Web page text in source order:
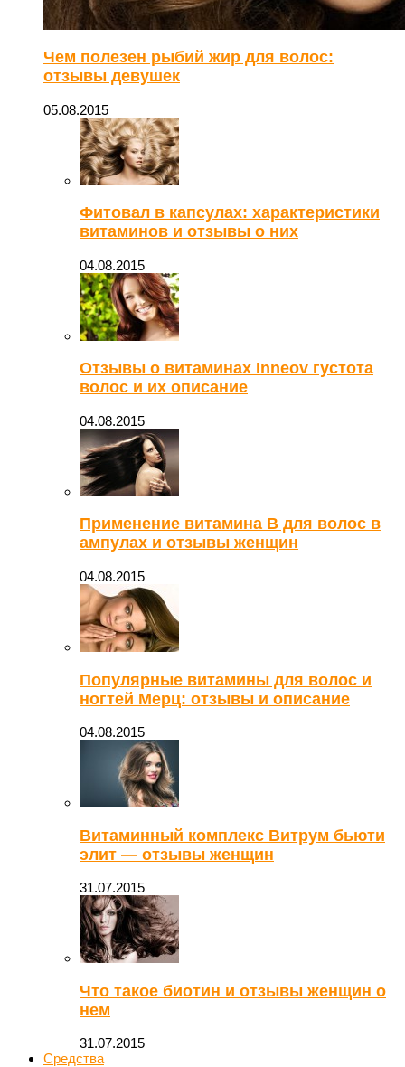
Чем полезен рыбий жир для волос:
отзывы девушек
05.08.2015
Фитовал в капсулах: характеристики
витаминов и отзывы о них
04.08.2015
Отзывы о витаминах Inneov густота
волос и их описание
04.08.2015
Применение витамина В для волос в
ампулах и отзывы женщин
04.08.2015
Популярные витамины для волос и
ногтей Мерц: отзывы и описание
04.08.2015
Витаминный комплекс Витрум бьюти
элит — отзывы женщин
31.07.2015
Что такое биотин и отзывы женщин о
нем
31.07.2015
Средства